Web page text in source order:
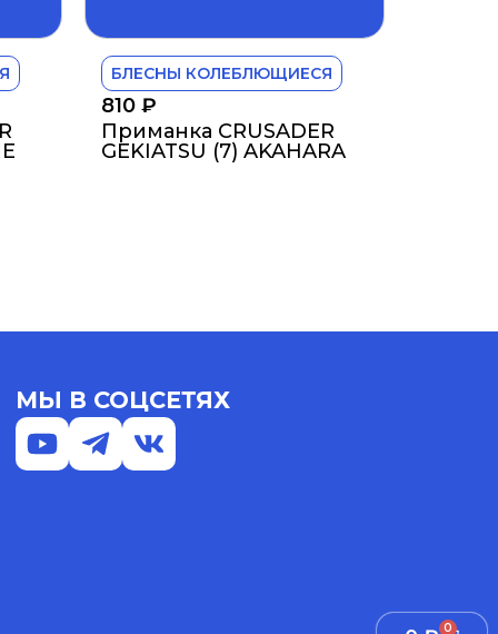
0
БЛЕСНЫ КОЛЕБЛЮЩИЕСЯ
810 ₽
Приманка CRUSADER
GEKIATSU (7) AKAHARA
МЫ В СОЦСЕТЯХ